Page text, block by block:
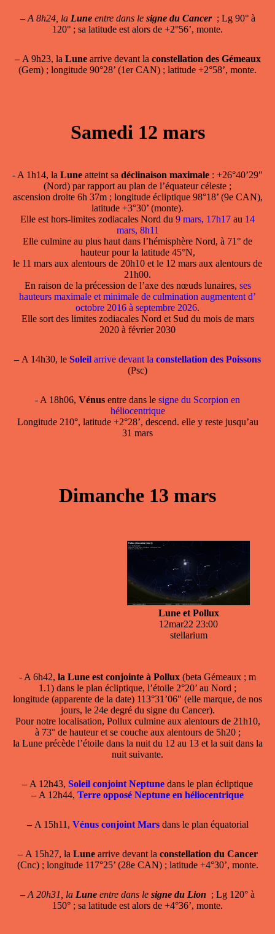
– A 8h24, la Luneentre dans le signe du Cancer ; Lg 90° à
120° ; sa latitude est alors de +2°56’, monte.
–A 9h23, la Lunearrive devant la constellation des Gémeaux
(Gem) ; longitude 90°28’ (1er CAN) ; latitude +2°58’, monte.
Samedi 12 mars
- A 1h14, la Lune atteint sa déclinaison maximale : +26°40’29"
(Nord) par rapport au plan de l’équateur céleste ;
ascension droite 6h 37m ; longitude écliptique 98°18’ (9e CAN),
latitude +3°30’ (monte).
Elle est hors-limites zodiacales Nord du 9 mars, 17h17 au 14
mars, 8h11
Elle culmine au plus haut dans l’hémisphère Nord, à 71° de
hauteur pour la latitude 45°N,
le 11 mars aux alentours de 20h10 et le 12 mars aux alentours de
21h00.
En raison de la précession de l’axe des nœuds lunaires, ses
hauteurs maximale et minimale de culmination augmentent d’
octobre 2016 à septembre 2026.
Elle sort des limites zodiacales Nord et Sud du mois de mars
2020 à février 2030
–A 14h30, le Soleil arrive devant la constellation des Poissons
(Psc)
- A 18h06, Vénus entre dans le signe du Scorpion en
héliocentrique
Longitude 210°, latitude +2°28’, descend. elle y reste jusqu’au
31 mars
Dimanche 13 mars
Lune et Pollux
12mar22 23:00
stellarium
- A 6h42, la Lune est conjointe à Pollux (beta Gémeaux ; m
1.1) dans le plan écliptique, l’étoile 2°20’ au Nord ;
longitude (apparente de la date) 113°31’06" (elle marque, de nos
jours, le 24e degré du signe du Cancer).
Pour notre localisation, Pollux culmine aux alentours de 21h10,
à 73° de hauteur et se couche aux alentours de 5h20 ;
la Lune précède l’étoile dans la nuit du 12 au 13 et la suit dans la
nuit suivante.
–A 12h43, Soleil conjoint Neptune dans le plan écliptique
–A 12h44, Terre opposé Neptune en héliocentrique
–A 15h11, Vénus conjoint Marsdans le plan équatorial
–A 15h27, la Lunearrive devant la constellation du Cancer
(Cnc) ; longitude 117°25’ (28e CAN) ; latitude +4°30’, monte.
– A 20h31, la Lune entre dans le signe du Lion ; Lg 120° à
150° ; sa latitude est alors de +4°36’, monte.